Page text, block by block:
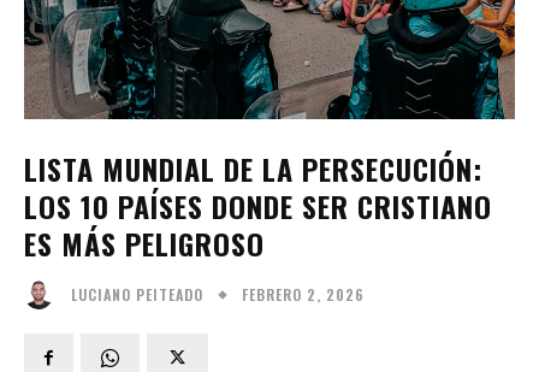
LISTA MUNDIAL DE LA PERSECUCIÓN:
LOS 10 PAÍSES DONDE SER CRISTIANO
ES MÁS PELIGROSO
LUCIANO PEITEADO FEBRERO 2, 2026